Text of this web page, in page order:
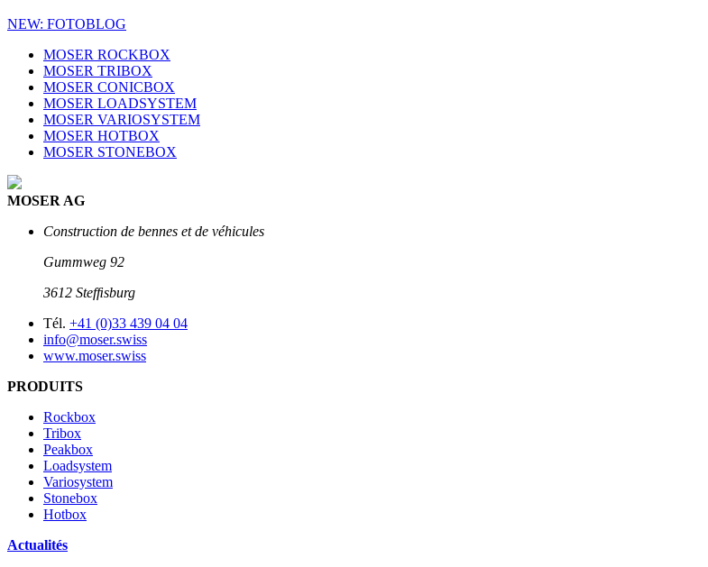
NEW: FOTOBLOG
MOSER ROCKBOX
MOSER TRIBOX
MOSER CONICBOX
MOSER LOADSYSTEM
MOSER VARIOSYSTEM
MOSER HOTBOX
MOSER STONEBOX
MOSER AG
Construction de bennes et de véhicules
Gummweg 92
3612 Stefﬁsburg
Tél. +41 (0)33 439 04 04
info@moser.swiss
www.moser.swiss
PRODUITS
Rockbox
Tribox
Peakbox
Loadsystem
Variosystem
Stonebox
Hotbox
Actualités